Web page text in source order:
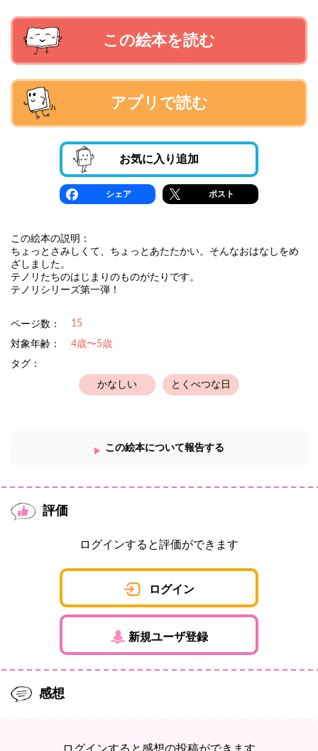
この絵本を読む
アプリで読む
お気に入り追加
シェア ポスト
この絵本の説明：
ちょっとさみしくて、ちょっとあたたかい。そんなおはなしをめ
ざしました。
テノリたちのはじまりのものがたりです。
テノリシリーズ第一弾！
ページ数： 15
対象年齢：
4歳〜5歳
タグ：
かなしい とくべつな日
この絵本について報告する
評価
ログインすると評価ができます
ログイン
新規ユーザ登録
感想